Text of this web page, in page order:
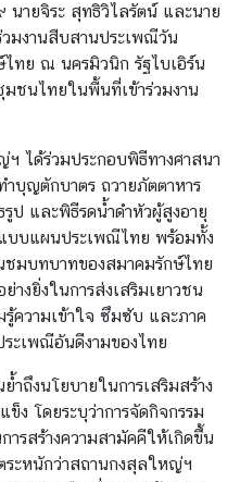
ายจิระ สุทธิวิไลรัตน์ และนาย
มงานสืบสานประเพณีวัน
ทย ณ นครมิวนิก รัฐไบเอิร์น
ชนไทยในพื้นที่เข้าร่วมงาน
ได้ร่วมประกอบพิธีทางศาสนา
บุญตักบาตร ถวายภัตตาหาร
ป และพิธีรดน้ำดำหัวผู้สูงอายุ
บบแผนประเพณีไทย พร้อมทั้ง
ชมบทบาทของสมาคมรักษ์ไทย
งยิ่งในการส่งเสริมเยาวชน
ความเข้าใจ ซึมซับ และภาค
ะเพณีอันดีงามของไทย
ถึงนโยบายในการเสริมสร้าง
ง โดยระบุว่าการจัดกิจกรรม
รสร้างความสามัคคีให้เกิดขึ้น
ะหนักว่าสถานกงสุลใหญ่ฯ